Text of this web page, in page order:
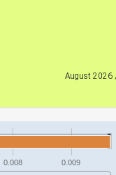
0.008 0.009